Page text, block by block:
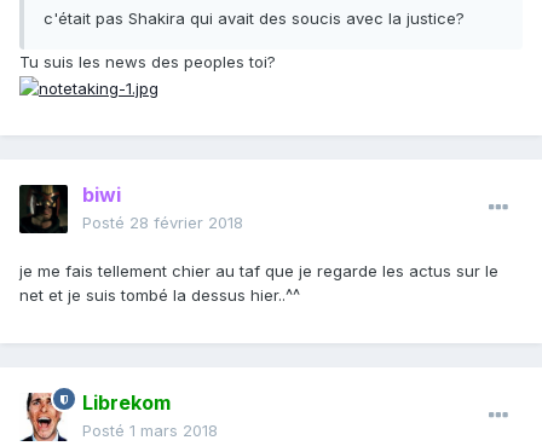
c'était pas Shakira qui avait des soucis avec la justice?
Tu suis les news des peoples toi?
biwi
Posté 28 février 2018
je me fais tellement chier au taf que je regarde les actus sur le
net et je suis tombé la dessus hier..^^
Librekom
Posté 1 mars 2018